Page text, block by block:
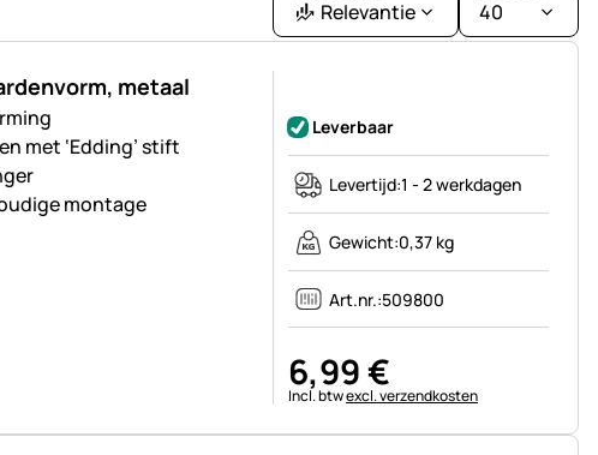
Relevantie 40
metaal
met ‘Edding’ stift
montage
Leverbaar
Levertijd:1 - 2 werkdagen
Gewicht:0,37 kg
Art.nr.:509800
6,99€
Belastinginformatie:
Incl. btwexcl. verzendkosten